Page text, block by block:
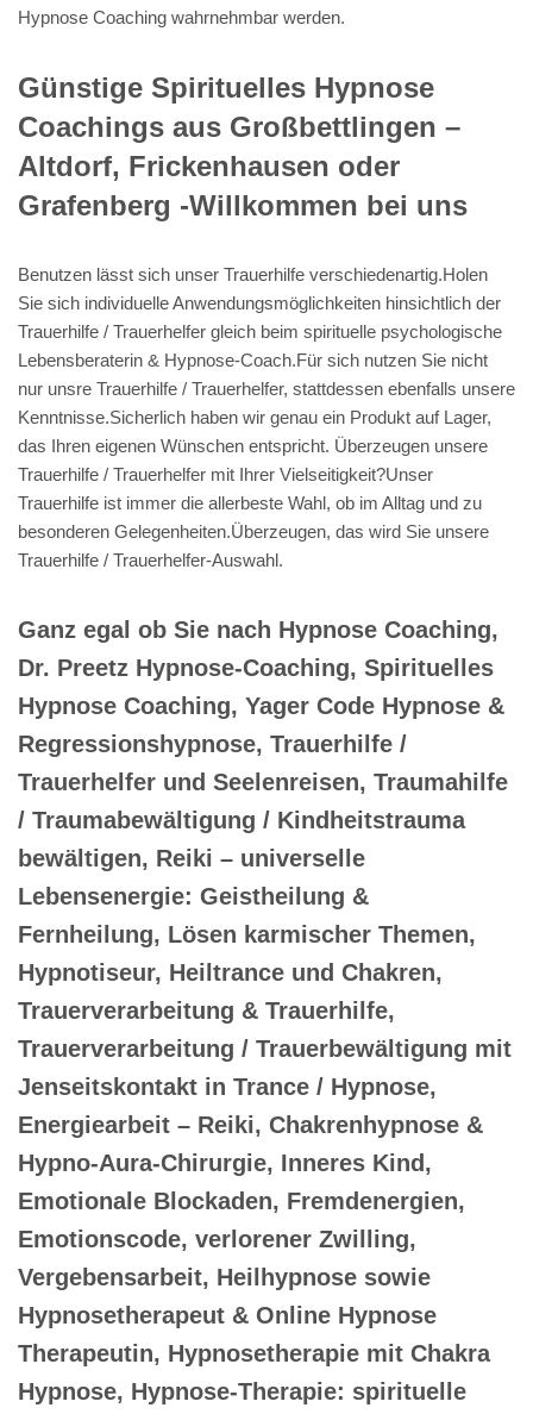
Hypnose Coaching wahrnehmbar werden.
Günstige Spirituelles Hypnose
Coachings aus Großbettlingen –
Altdorf, Frickenhausen oder
Grafenberg -Willkommen bei uns
Benutzen lässt sich unser Trauerhilfe verschiedenartig.Holen
Sie sich individuelle Anwendungsmöglichkeiten hinsichtlich der
Trauerhilfe / Trauerhelfer gleich beim spirituelle psychologische
Lebensberaterin & Hypnose-Coach.Für sich nutzen Sie nicht
nur unsre Trauerhilfe / Trauerhelfer, stattdessen ebenfalls unsere
Kenntnisse.Sicherlich haben wir genau ein Produkt auf Lager,
das Ihren eigenen Wünschen entspricht. Überzeugen unsere
Trauerhilfe / Trauerhelfer mit Ihrer Vielseitigkeit?Unser
Trauerhilfe ist immer die allerbeste Wahl, ob im Alltag und zu
besonderen Gelegenheiten.Überzeugen, das wird Sie unsere
Trauerhilfe / Trauerhelfer-Auswahl.
Ganz egal ob Sie nach Hypnose Coaching,
Dr. Preetz Hypnose-Coaching, Spirituelles
Hypnose Coaching, Yager Code Hypnose &
Regressionshypnose, Trauerhilfe /
Trauerhelfer und Seelenreisen, Traumahilfe
/ Traumabewältigung / Kindheitstrauma
bewältigen, Reiki – universelle
Lebensenergie: Geistheilung &
Fernheilung, Lösen karmischer Themen,
Hypnotiseur, Heiltrance und Chakren,
Trauerverarbeitung & Trauerhilfe,
Trauerverarbeitung / Trauerbewältigung mit
Jenseitskontakt in Trance / Hypnose,
Energiearbeit – Reiki, Chakrenhypnose &
Hypno-Aura-Chirurgie, Inneres Kind,
Emotionale Blockaden, Fremdenergien,
Emotionscode, verlorener Zwilling,
Vergebensarbeit, Heilhypnose sowie
Hypnosetherapeut & Online Hypnose
Therapeutin, Hypnosetherapie mit Chakra
Hypnose, Hypnose-Therapie: spirituelle